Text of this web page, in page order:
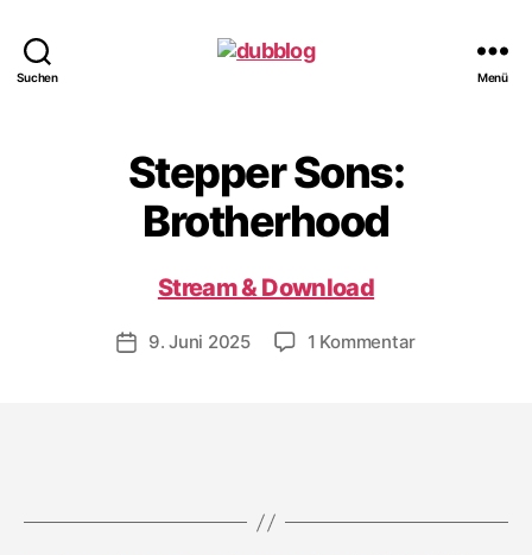
Suchen Menü
Stepper Sons:
Brotherhood
Stream & Download
Veröffentlichungsdatum
9. Juni 2025 1 Kommentarzu